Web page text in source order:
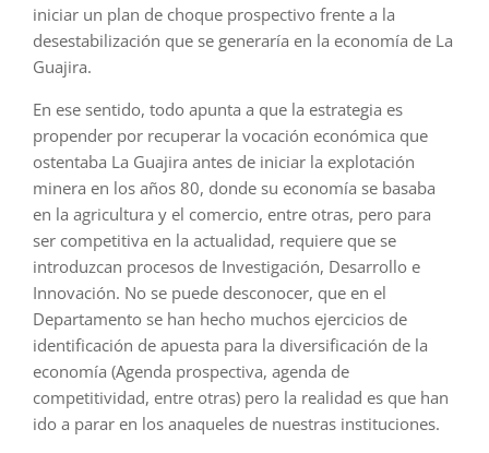
iniciar un plan de choque prospectivo frente a la
desestabilización que se generaría en la economía de La
Guajira.
En ese sentido, todo apunta a que la estrategia es
propender por recuperar la vocación económica que
ostentaba La Guajira antes de iniciar la explotación
minera en los años 80, donde su economía se basaba
en la agricultura y el comercio, entre otras, pero para
ser competitiva en la actualidad, requiere que se
introduzcan procesos de Investigación, Desarrollo e
Innovación. No se puede desconocer, que en el
Departamento se han hecho muchos ejercicios de
identificación de apuesta para la diversificación de la
economía (Agenda prospectiva, agenda de
competitividad, entre otras) pero la realidad es que han
ido a parar en los anaqueles de nuestras instituciones.